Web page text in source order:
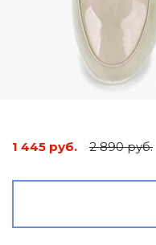
1 445 руб. 2 890 руб.